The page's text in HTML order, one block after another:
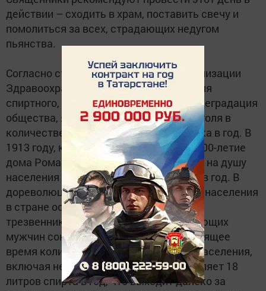
действии – сходить в храм, поставить свечу и
помолиться за всех, страдающих недугом
пьянства.
Согласно стандартам Всемирной Организации
Здравоохранения границей потребления
спиртного, после которой начинается деградация
общества, является потребление алкоголя в
количестве 8 литров спирта на человека в год. В
1913 году, когда Россия праздновала 300-летие
дома Романовых, количество алкоголя на душу
населения составило 4,7 литра спирта в год. В
дореволюционные годы 43% мужского населения
в стране оставались абсолютными
трезвенниками. К 1979 году доля непьющих
мужчин сократилась до 0,6%. А в настоящее
время количество спиртного на душу населения,
включая несовершеннолетних, составляет 18
литров спирта в год, что выходит далеко за